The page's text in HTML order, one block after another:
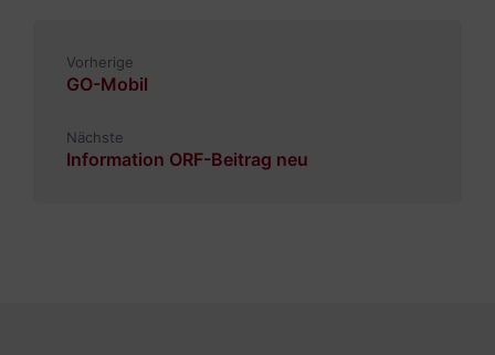
Vorherige
GO-Mobil
Nächste
Information ORF-Beitrag neu